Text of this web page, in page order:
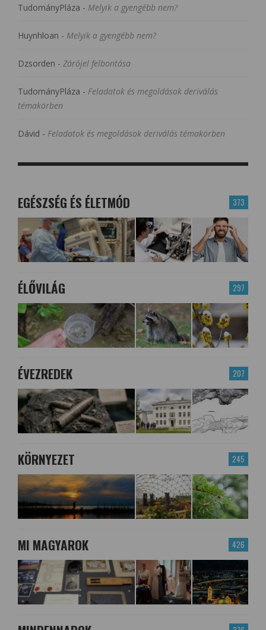
TudományPláza - Melyik a gyengébb nem?
Huynhloan - Melyik a gyengébb nem?
Dzsorden - Zárójel felbontása
TudományPláza - Feladatok és megoldások deriválás
témakörben
Dávid - Feladatok és megoldások deriválás témakörben
373
EGÉSZSÉG ÉS ÉLETMÓD
297
ÉLŐVILÁG
207
ÉVEZREDEK
245
KÖRNYEZET
426
MI MAGYAROK